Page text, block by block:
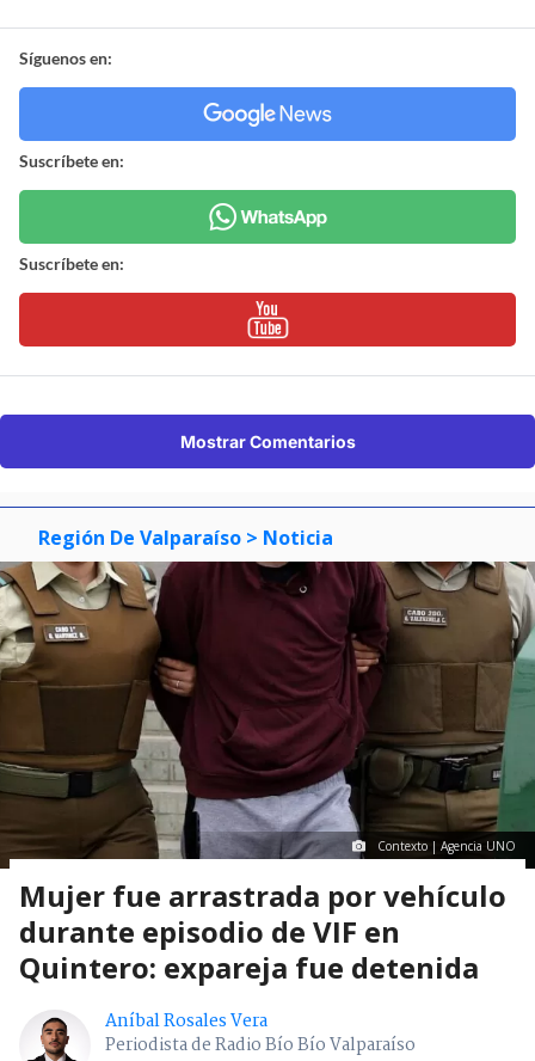
Síguenos en:
Suscríbete en:
Suscríbete en:
Mostrar Comentarios
Región De Valparaíso > Noticia
Contexto | Agencia UNO
Mujer fue arrastrada por vehículo
durante episodio de VIF en
Quintero: expareja fue detenida
Aníbal Rosales Vera
Periodista de Radio Bío Bío Valparaíso